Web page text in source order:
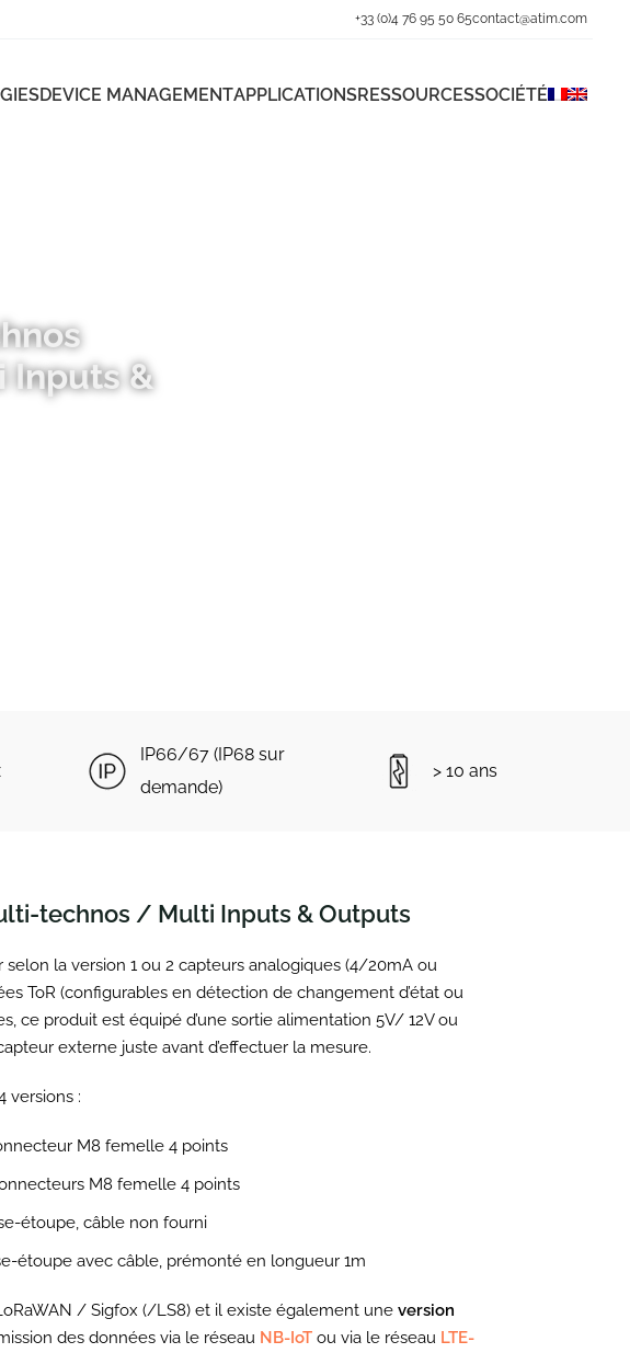
+33 (0)4 76 95 50 65contact@atim.com
DEVICE MANAGEMENTAPPLICATIONSRESSOURCESSOCIÉTÉ
&
IP66/67 (IP68 sur
demande)
> 10 ans
technos / Multi Inputs & Outputs
selon la version 1 ou 2 capteurs analogiques (4/20mA ou
ToR (configurables en détection de changement d’état ou
ce produit est équipé d’une sortie alimentation 5V/ 12V ou
externe juste avant d’effectuer la mesure.
versions :
M8 femelle 4 points
M8 femelle 4 points
étoupe, câble non fourni
étoupe avec câble, prémonté en longueur 1m
/ Sigfox (/LS8) et il existe également une version
des données via le réseau NB-IoT ou via le réseau LTE-